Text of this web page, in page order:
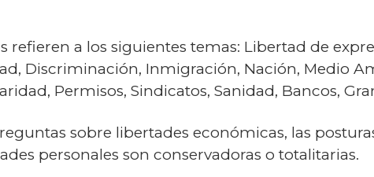
refieren a los siguientes temas: Libertad de
Discriminación, Inmigración, Nación, Medio
Permisos, Sindicatos, Sanidad, Bancos,
sobre libertades económicas, las
personales son conservadoras o totalitarias.